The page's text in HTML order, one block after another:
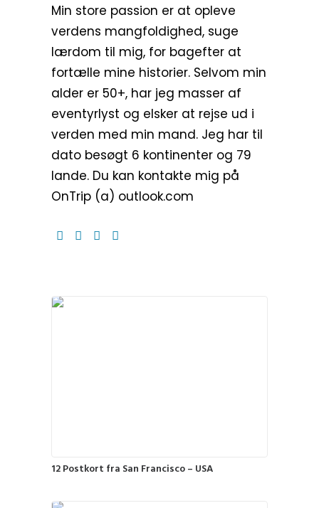
Min store passion er at opleve
verdens mangfoldighed, suge
lærdom til mig, for bagefter at
fortælle mine historier. Selvom min
alder er 50+, har jeg masser af
eventyrlyst og elsker at rejse ud i
verden med min mand. Jeg har til
dato besøgt 6 kontinenter og 79
lande. Du kan kontakte mig på
OnTrip (a) outlook.com
12 Postkort fra San Francisco – USA